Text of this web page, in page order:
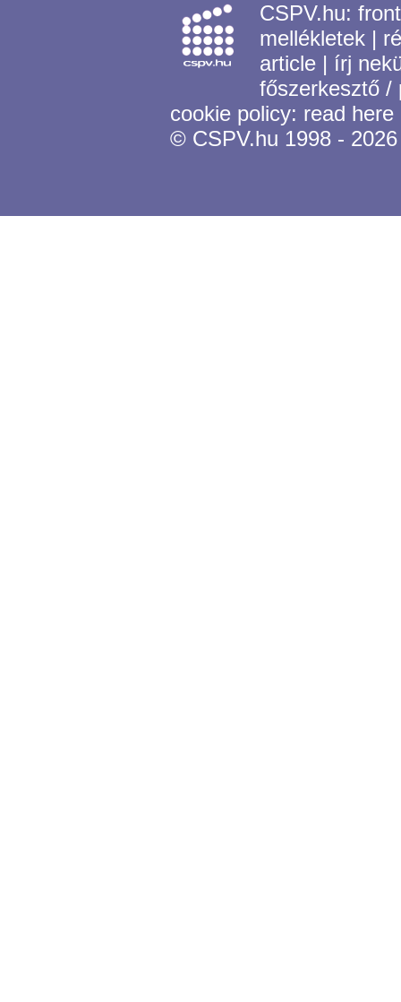
CSPV.hu:
mellékletek |
article | írj
főszerkesztő
cookie policy: read here
© CSPV.hu 1998 - 2026